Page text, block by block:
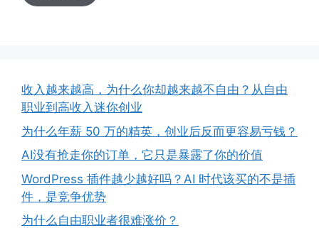
收入越来越高，为什么你却越来越不自由？从自由
职业到高收入迷你创业
为什么年薪 50 万的精英，创业后反而更容易亏钱？
AI没有抢走你的订单，它只是暴露了你的价值
WordPress 插件越少越好吗？AI 时代该买的不是插
件，是竞争优势
为什么自由职业者很难涨价？